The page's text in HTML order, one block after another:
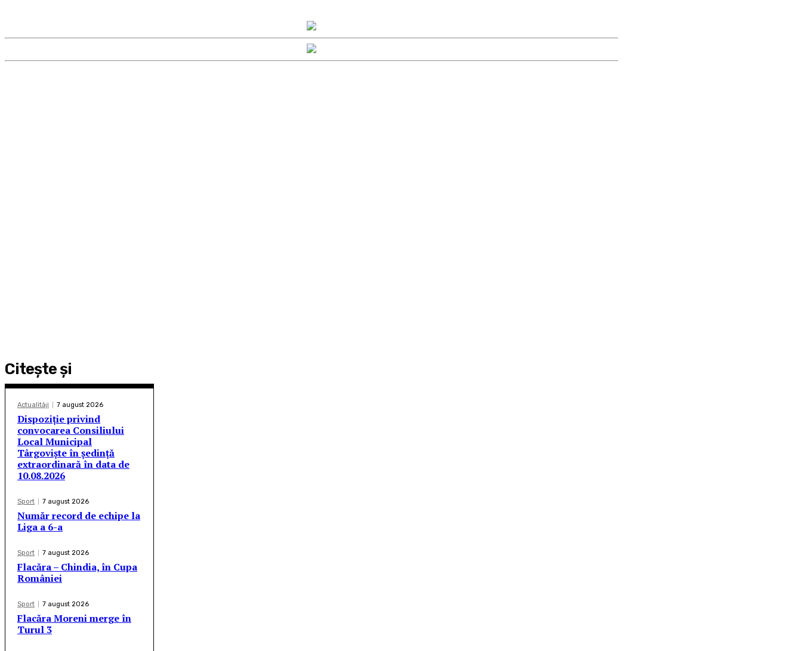
Citeşte şi
Actualităţi 7 august 2026
Dispoziție privind
convocarea Consiliului
Local Municipal
Târgoviște în ședință
extraordinară în data de
10.08.2026
Sport 7 august 2026
Număr record de echipe la
Liga a 6-a
Sport 7 august 2026
Flacăra – Chindia, în Cupa
României
Sport 7 august 2026
Flacăra Moreni merge în
Turul 3